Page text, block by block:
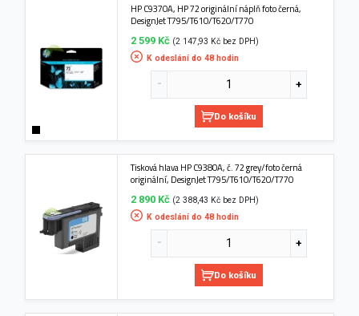
HP C9370A, HP 72 originální náplň foto černá,
DesignJet T795/T610/T620/T770
2 599 Kč (2 147,93 Kč bez DPH)
K odeslání do 48 hodin
Do košíku
Tisková hlava HP C9380A, č. 72 grey/foto černá
originální, DesignJet T795/T610/T620/T770
2 890 Kč (2 388,43 Kč bez DPH)
K odeslání do 48 hodin
Do košíku